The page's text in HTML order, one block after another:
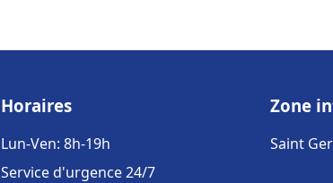
Horaires
Lun-Ven: 8h-19h
Service d'urgence 24/7
Zone
Saint